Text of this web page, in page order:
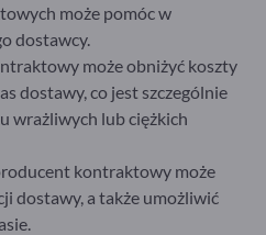
może pomóc w
dostawcy.
może obniżyć koszty
dostawy, co jest szczególnie
wrażliwych lub ciężkich
kontraktowy może
dostawy, a także umożliwić